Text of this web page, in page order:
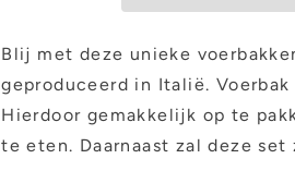
Blij met deze unieke
geproduceerd in Italië.
Hierdoor gemakkelijk op te
te eten. Daarnaast zal deze